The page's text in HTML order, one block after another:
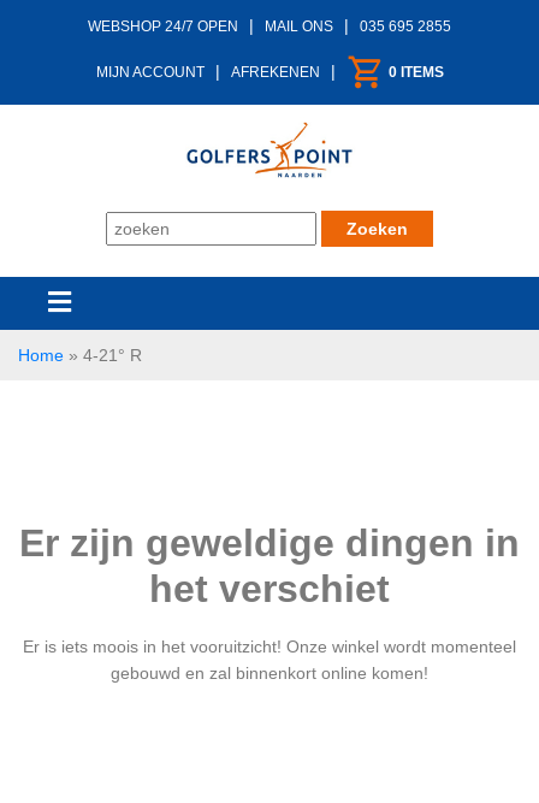
WEBSHOP 24/7 OPEN | MAIL ONS | 035 695 2855
MIJN ACCOUNT | AFREKENEN | 0 ITEMS
Home » 4-21° R
Er zijn geweldige dingen in
het verschiet
Er is iets moois in het vooruitzicht! Onze winkel wordt momenteel
gebouwd en zal binnenkort online komen!